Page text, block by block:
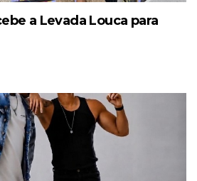
a Levada Louca para